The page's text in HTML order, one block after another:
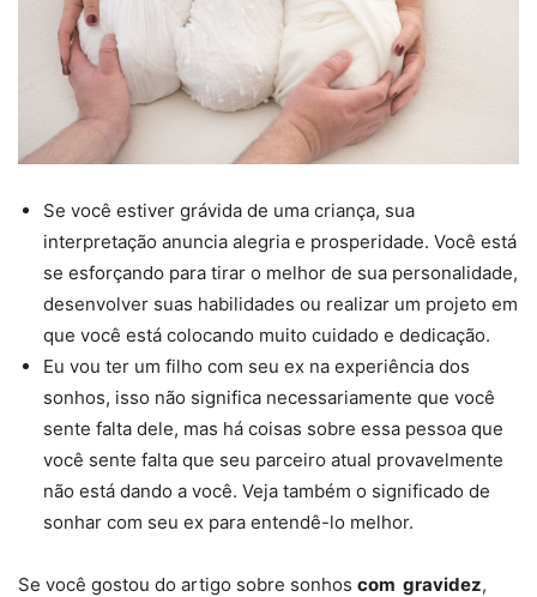
Se você estiver grávida de uma criança, sua
interpretação anuncia alegria e prosperidade. Você está
se esforçando para tirar o melhor de sua personalidade,
desenvolver suas habilidades ou realizar um projeto em
que você está colocando muito cuidado e dedicação.
Eu vou ter um filho com seu ex na experiência dos
sonhos, isso não significa necessariamente que você
sente falta dele, mas há coisas sobre essa pessoa que
você sente falta que seu parceiro atual provavelmente
não está dando a você. Veja também o significado de
sonhar com seu ex para entendê-lo melhor.
Se você gostou do artigo sobre sonhos com gravidez,